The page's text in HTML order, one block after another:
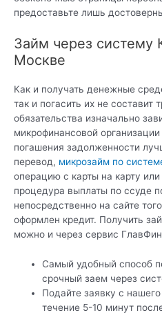
предоставьте лишь
Займ через систему
Москве
Как и получать денежные
так и погасить их не составит
обязательства изначально
микрофинансовой
погашения задолженности
перевод, микрозайм по
операцию с карты на карту
процедура выплаты по ссуде
непосредственно на сайте
оформлен кредит. Получить
можно и через сервис
Самый удобный способ
срочный заем через
Подайте заявку с
течение 5-10 минут